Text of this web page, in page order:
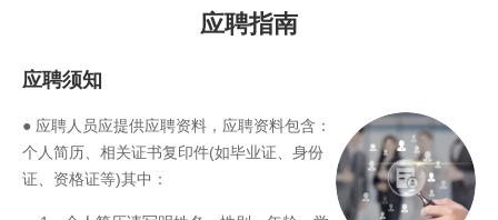
应聘指南
应聘须知
● 应聘人员应提供应聘资料，应聘资料包含：
个人简历、相关证书复印件(如毕业证、身份
证、资格证等)其中：